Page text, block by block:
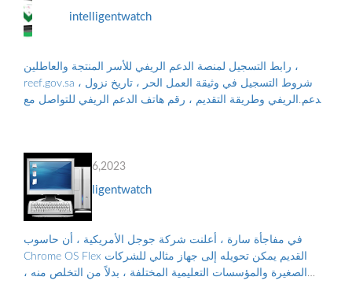
intelligentwatch
رابط التسجيل لمنصة الدعم الريفي للأسر المنتجة والعاطلين ،
reef.gov.sa ، شروط التسجيل في وثيقة العمل الحر ، تاريخ نزول
الدعم الريفي وطريقة التقديم ، رقم هاتف الدعم الريفي للتواصل مع
Jul 26,2023
intelligentwatch
في مفاجأة سارة ، أعلنت شركة جوجل الأمريكية ، أن حاسوب
Chrome OS Flex القديم يمكن تحويله إلى جهاز مثالي للشركات
الصغيرة والمؤسسات التعليمية المختلفة ، بدلاً من التخلص منه ،